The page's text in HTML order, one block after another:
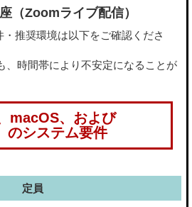
（Zoomライブ配信）
推奨環境は以下をご確認くださ
、時間帯により不安定になることが
macOS、および
システム要件
定員